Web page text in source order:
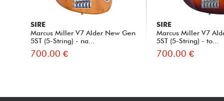
SIRE
Marcus Miller V7 Alder New Gen
5ST (5-String) - na...
700.00 €
SIRE
Marcus Miller V7
5ST (5-String) - to...
700.00 €